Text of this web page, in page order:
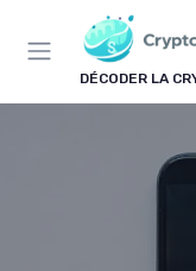
DÉCODER LA
Panneau de gestion